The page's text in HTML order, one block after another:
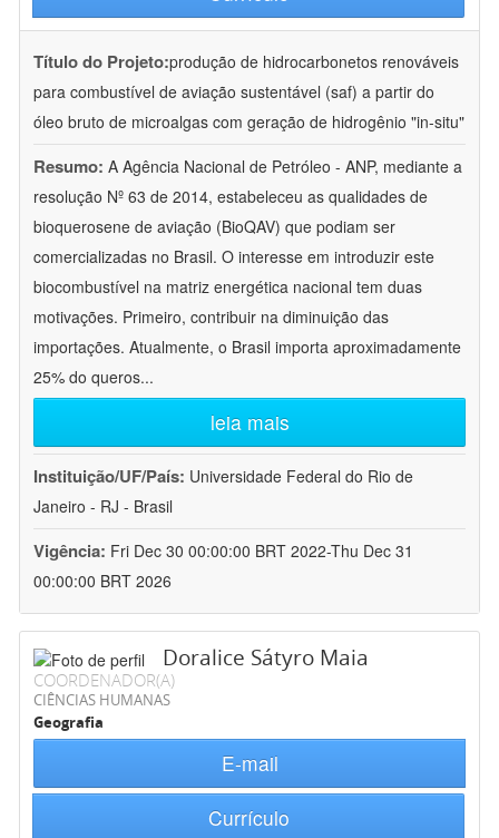
Título do Projeto:produção de hidrocarbonetos renováveis
para combustível de aviação sustentável (saf) a partir do
óleo bruto de microalgas com geração de hidrogênio "in-situ"
Resumo: A Agência Nacional de Petróleo - ANP, mediante a
resolução Nº 63 de 2014, estabeleceu as qualidades de
bioquerosene de aviação (BioQAV) que podiam ser
comercializadas no Brasil. O interesse em introduzir este
biocombustível na matriz energética nacional tem duas
motivações. Primeiro, contribuir na diminuição das
importações. Atualmente, o Brasil importa aproximadamente
25% do queros...
leia mais
Instituição/UF/País: Universidade Federal do Rio de
Janeiro - RJ - Brasil
Vigência: Fri Dec 30 00:00:00 BRT 2022-Thu Dec 31
00:00:00 BRT 2026
Doralice Sátyro Maia
COORDENADOR(A)
CIÊNCIAS HUMANAS
Geografia
E-mail
Currículo